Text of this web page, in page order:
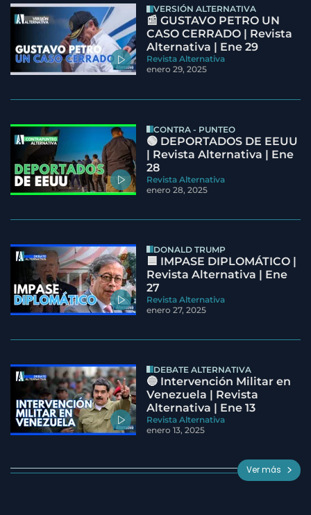
VERSIÓN ALTERNATIVA
📰 GUSTAVO PETRO UN
CASO CERRADO | Revista
Alternativa | Ene 29
Revista Alternativa
enero 29, 2025
CONTRA - PUNTEO
🟢 DEPORTADOS DE EEUU
| Revista Alternativa | Ene
28
Revista Alternativa
enero 28, 2025
DONALD TRUMP
🟦 IMPASE DIPLOMÁTICO |
Revista Alternativa | Ene
27
Revista Alternativa
enero 27, 2025
DEBATE ALTERNATIVA
🔵 Intervención Militar en
Venezuela | Revista
Alternativa | Ene 13
Revista Alternativa
enero 13, 2025
Ver más